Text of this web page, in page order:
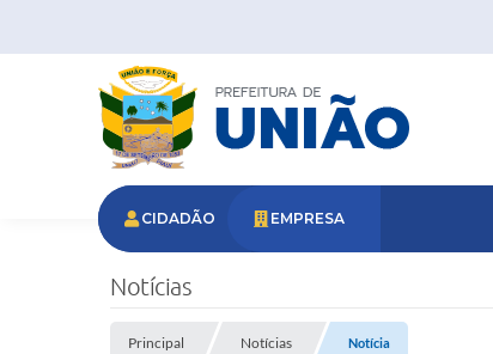
CIDADÃO EMPRESA
Notícias
Principal Notícias Notícia